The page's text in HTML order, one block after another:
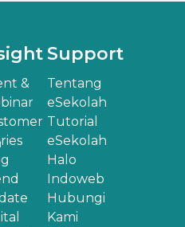
&
Support
Tentang
eSekolah
Tutorial
eSekolah
Halo
Indoweb
Hubungi
Kami